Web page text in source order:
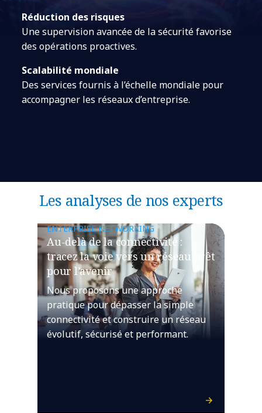
Réduction des risques
Une supervision avancée de la sécurité favorise
des opérations proactives.
Scalabilité mondiale
Des services fournis à l’échelle mondiale pour
accompagner les réseaux d’entreprise.
Les analyses de nos experts
ENTERPRISE NETWORKING
Au-delà de la connectivité :
tracez la voie vers un réseau prêt
pour l’avenir
Nous proposons une approche
pratique pour dépasser la simple
connectivité et construire un réseau
évolutif, sécurisé et performant.